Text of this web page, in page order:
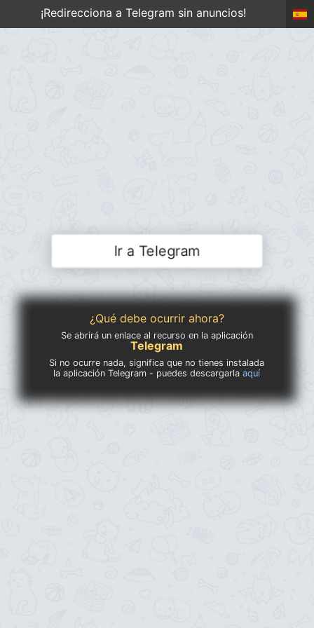
¡Redirecciona a Telegram sin anuncios!
Ir a Telegram
¿Qué debe ocurrir ahora?
Se abrirá un enlace al recurso en la aplicación
Telegram
Si no ocurre nada, significa que no tienes instalada
la aplicación Telegram - puedes descargarlaaquí